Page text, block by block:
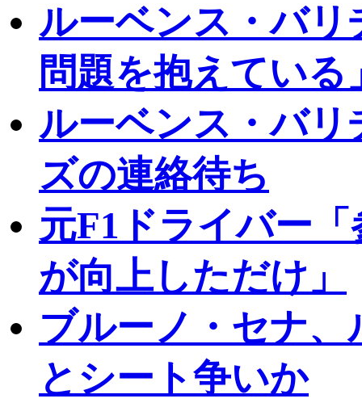
ルーベンス・バ
問題を抱えている
ルーベンス・バ
ズの連絡待ち
元F1ドライバー
が向上しただけ」
ブルーノ・セナ
とシート争いか